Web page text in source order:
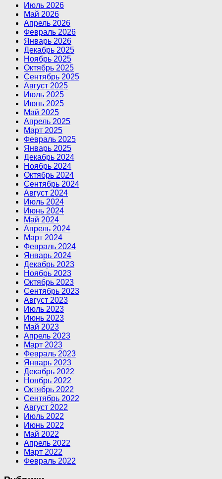
Июль 2026
Май 2026
Апрель 2026
Февраль 2026
Январь 2026
Декабрь 2025
Ноябрь 2025
Октябрь 2025
Сентябрь 2025
Август 2025
Июль 2025
Июнь 2025
Май 2025
Апрель 2025
Март 2025
Февраль 2025
Январь 2025
Декабрь 2024
Ноябрь 2024
Октябрь 2024
Сентябрь 2024
Август 2024
Июль 2024
Июнь 2024
Май 2024
Апрель 2024
Март 2024
Февраль 2024
Январь 2024
Декабрь 2023
Ноябрь 2023
Октябрь 2023
Сентябрь 2023
Август 2023
Июль 2023
Июнь 2023
Май 2023
Апрель 2023
Март 2023
Февраль 2023
Январь 2023
Декабрь 2022
Ноябрь 2022
Октябрь 2022
Сентябрь 2022
Август 2022
Июль 2022
Июнь 2022
Май 2022
Апрель 2022
Март 2022
Февраль 2022